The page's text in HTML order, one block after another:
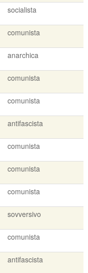
socialista
comunista
anarchica
comunista
comunista
antifascista
comunista
comunista
comunista
sovversivo
comunista
antifascista